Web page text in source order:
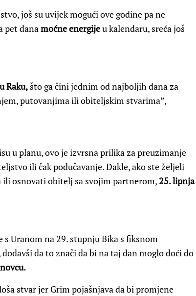
još su uvijek mogući ove godine pa ne
pet danamoćne energijeu kalendaru, sreća još
Raku, što ga čini jednim od najboljih dana za
putovanjima ili obiteljskim stvarima”,
u planu, ovo je izvrsna prilika za preuzimanje
ili čak podučavanje. Dakle, ako ste željeli
osnovati obitelj sa svojim partnerom,25. lipnja
s Uranom na 29. stupnju Bika s fiksnom
da to znači da bi na taj dan moglo doći do
stvar jer Grim pojašnjava da bi promjene